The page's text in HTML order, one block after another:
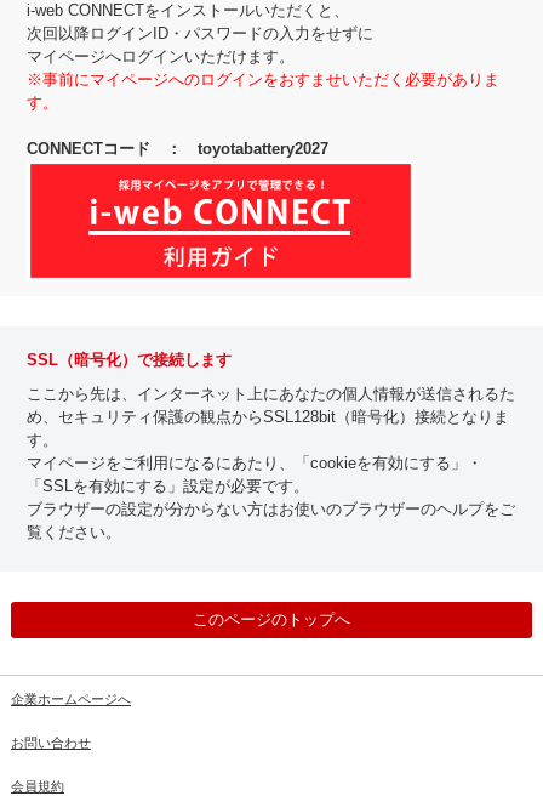
i-web CONNECTをインストールいただくと、
次回以降ログインID・パスワードの入力をせずに
マイページへログインいただけます。
※事前にマイページへのログインをおすませいただく必要がありま
す。
CONNECTコード ： toyotabattery2027
SSL（暗号化）で接続します
ここから先は、インターネット上にあなたの個人情報が送信されるた
め、セキュリティ保護の観点からSSL128bit（暗号化）接続となりま
す。
マイページをご利用になるにあたり、「cookieを有効にする」・
「SSLを有効にする」設定が必要です。
ブラウザーの設定が分からない方はお使いのブラウザーのヘルプをご
覧ください。
このページのトップへ
企業ホームページへ
お問い合わせ
会員規約